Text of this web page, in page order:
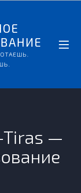
Tiras —